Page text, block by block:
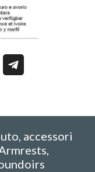
accessori